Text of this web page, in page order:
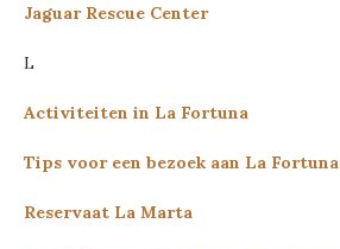
Jaguar Rescue Center
L
Activiteiten in La Fortuna
Tips voor een bezoek aan La Fortuna
Reservaat La Marta